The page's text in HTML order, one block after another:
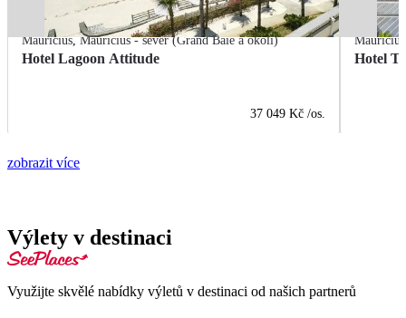
Mauricius,Mauricius - sever (Grand Baie a okolí)
Hotel Lagoon Attitude
37 049 Kč /os.
Mauricius
Hotel
zobrazit více
Výlety v destinaci
Využijte skvělé nabídky výletů v destinaci od našich partnerů